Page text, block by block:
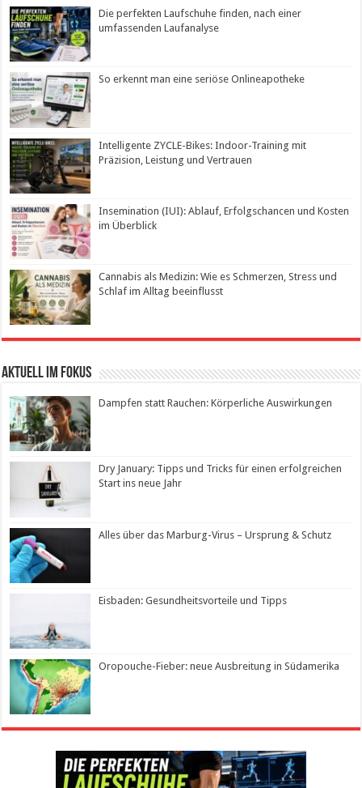
Die perfekten Laufschuhe finden, nach einer
umfassenden Laufanalyse
So erkennt man eine seriöse Onlineapotheke
Intelligente ZYCLE-Bikes: Indoor-Training mit
Präzision, Leistung und Vertrauen
Insemination (IUI): Ablauf, Erfolgschancen und Kosten
im Überblick
Cannabis als Medizin: Wie es Schmerzen, Stress und
Schlaf im Alltag beeinflusst
Aktuell im Fokus
Dampfen statt Rauchen: Körperliche Auswirkungen
Dry January: Tipps und Tricks für einen erfolgreichen
Start ins neue Jahr
Alles über das Marburg-Virus – Ursprung & Schutz
Eisbaden: Gesundheitsvorteile und Tipps
Oropouche-Fieber: neue Ausbreitung in Südamerika